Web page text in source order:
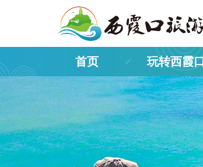
首页 玩转西霞口